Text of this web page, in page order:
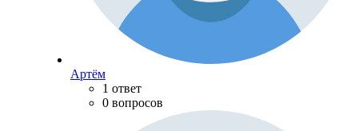
Артём
1 ответ
0 вопросов